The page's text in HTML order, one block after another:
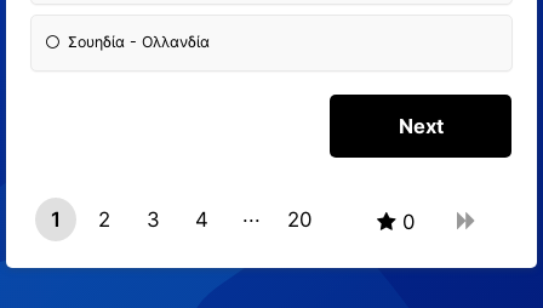
Σουηδία - Ολλανδία
1 2 3
4
20 0